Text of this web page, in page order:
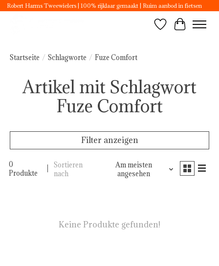
Robert Harms Tweewielers | 100% rijklaar gemaakt | Ruim aanbod in fietsen
Wunschzettel
Ihr
Startseite / Schlagworte / Fuze Comfort
Artikel mit Schlagwort
Fuze Comfort
Filter anzeigen
0
Produkte
Sortieren
nach
Am meisten
angesehen
Keine Produkte gefunden!